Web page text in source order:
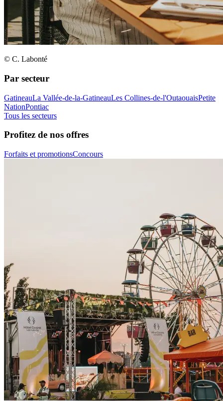
© C. Labonté
Par secteur
GatineauLa Vallée-de-la-GatineauLes Collines-de-l'OutaouaisPetite
NationPontiac
Tous les secteurs
Profitez de nos offres
Forfaits et promotionsConcours